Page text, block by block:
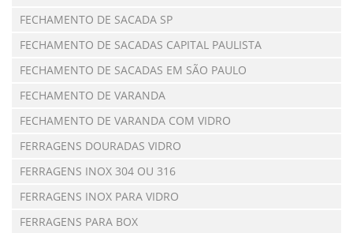
FECHAMENTO DE SACADA SP
FECHAMENTO DE SACADAS CAPITAL PAULISTA
FECHAMENTO DE SACADAS EM SÃO PAULO
FECHAMENTO DE VARANDA
FECHAMENTO DE VARANDA COM VIDRO
FERRAGENS DOURADAS VIDRO
FERRAGENS INOX 304 OU 316
FERRAGENS INOX PARA VIDRO
FERRAGENS PARA BOX